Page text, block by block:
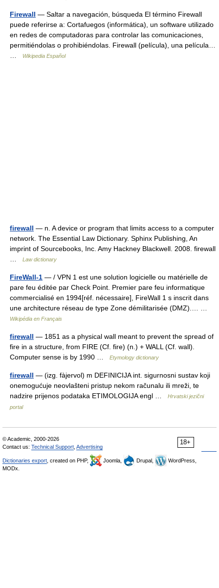
Firewall — Saltar a navegación, búsqueda El término Firewall
puede referirse a: Cortafuegos (informática), un software utilizado
en redes de computadoras para controlar las comunicaciones,
permitiéndolas o prohibiéndolas. Firewall (película), una película…
Wikipedia Español
firewall — n. A device or program that limits access to a computer
network. The Essential Law Dictionary. Sphinx Publishing, An
imprint of Sourcebooks, Inc. Amy Hackney Blackwell. 2008. firewall
Law dictionary
FireWall-1 — / VPN 1 est une solution logicielle ou matérielle de
pare feu éditée par Check Point. Premier pare feu informatique
commercialisé en 1994[réf. nécessaire], FireWall 1 s inscrit dans
une architecture réseau de type Zone démilitarisée (DMZ).… …
Wikipédia en Français
firewall — 1851 as a physical wall meant to prevent the spread of
fire in a structure, from FIRE (Cf. fire) (n.) + WALL (Cf. wall).
Computer sense is by 1990 …
Etymology dictionary
firewall — (izg. fàjervol) m DEFINICIJA int. sigurnosni sustav koji
onemogućuje neovlašteni pristup nekom računalu ili mreži, te
nadzire prijenos podataka ETIMOLOGIJA engl …
Hrvatski jezični
portal
18+
© Academic, 2000-2026
Contact us: Technical Support Advertising
Dictionaries export , created on PHP, Joomla, Drupal,
WordPress,
MODx.